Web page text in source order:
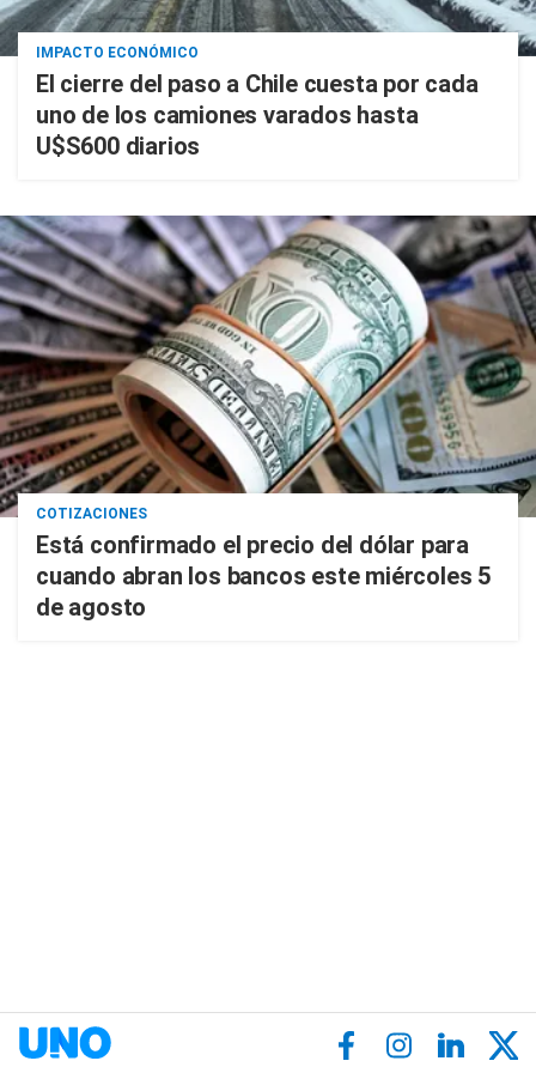
IMPACTO ECONÓMICO
El cierre del paso a Chile cuesta por cada
uno de los camiones varados hasta
U$S600 diarios
COTIZACIONES
Está confirmado el precio del dólar para
cuando abran los bancos este miércoles 5
de agosto